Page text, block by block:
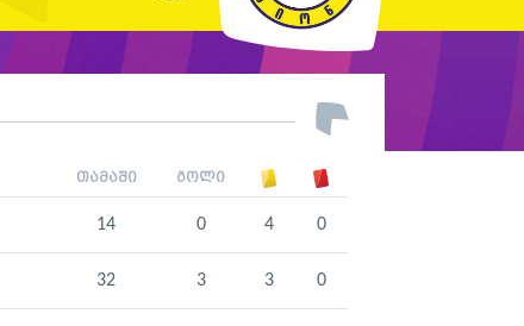
თამაში გოლი
14 0 4 0
32 3 3 0